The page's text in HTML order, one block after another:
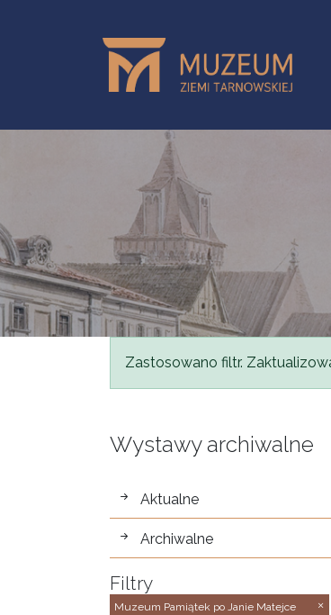
Status message
Zastosowano filtr.
Wystawy archiwalne
wystawy
Aktualne
Archiwalne
Filtry
Muzeum Pamiątek po Janie Matejce